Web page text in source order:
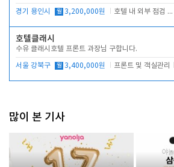
경기 용인시 월 3,200,000원 호텔 내 외부 점검 및 프런트 운영
호텔클래시
수유 클래시호텔 프론트 과장님 구합니다.
서울 강북구 월 3,400,000원 프론트 및 객실관리
많이 본 기사